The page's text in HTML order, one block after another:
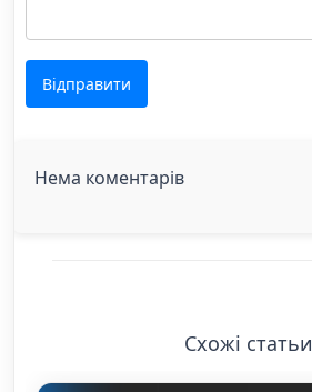
Відправити
Нема коментарів
Схожі статьи